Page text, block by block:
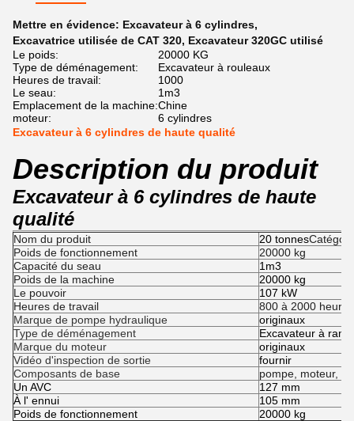
Mettre en évidence: Excavateur à 6 cylindres,
Excavatrice utilisée de CAT 320, Excavateur 320GC utilisé
Le poids:
20000 KG
Type de déménagement:
Excavateur à rouleaux
Heures de travail:
1000
Le seau:
1m3
Emplacement de la machine:Chine
moteur:
6 cylindres
Excavateur à 6 cylindres de haute qualité
Description du produit
Excavateur à 6 cylindres de haute
qualité
Nom du produit 20 tonnes
Poids de fonctionnement
20000 kg
Capacité du seau
1m3
Poids de la machine
20000 kg
Le pouvoir
107 kW
Heures de travail
800 à 2000 heures
Marque de pompe hydraulique
originaux
Type de déménagement
Excavateur à
Marque du moteur
originaux
Vidéo d'inspection de sortie
fournir
Composants de base
pompe, moteur,
Un AVC
127 mm
À l' ennui
105 mm
Poids de fonctionnement
20000 kg